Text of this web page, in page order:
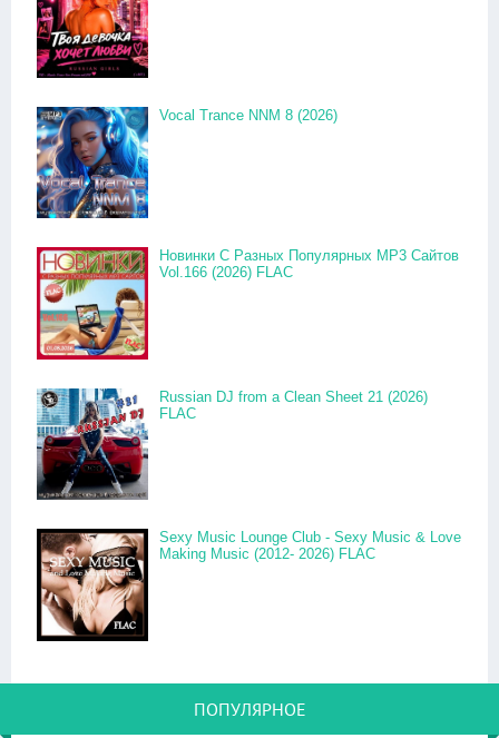
Vocal Trance NNM 8 (2026)
Новинки С Разных Популярных MP3 Сайтов
Vol.166 (2026) FLAC
Russian DJ from a Clean Sheet 21 (2026)
FLAC
Sexy Music Lounge Club - Sexy Music & Love
Making Music (2012- 2026) FLAC
ПОПУЛЯРНОЕ